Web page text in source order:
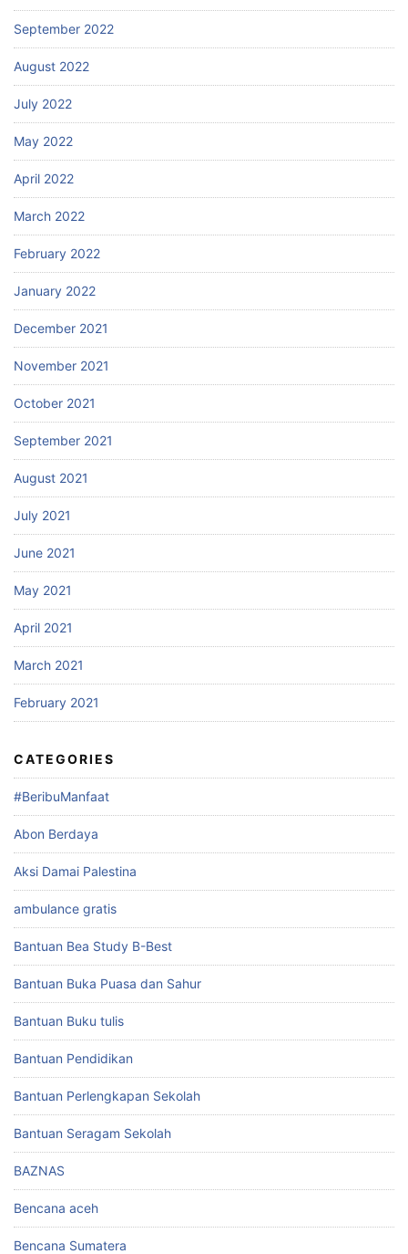
September 2022
August 2022
July 2022
May 2022
April 2022
March 2022
February 2022
January 2022
December 2021
November 2021
October 2021
September 2021
August 2021
July 2021
June 2021
May 2021
April 2021
March 2021
February 2021
CATEGORIES
#BeribuManfaat
Abon Berdaya
Aksi Damai Palestina
ambulance gratis
Bantuan Bea Study B-Best
Bantuan Buka Puasa dan Sahur
Bantuan Buku tulis
Bantuan Pendidikan
Bantuan Perlengkapan Sekolah
Bantuan Seragam Sekolah
BAZNAS
Bencana aceh
Bencana Sumatera